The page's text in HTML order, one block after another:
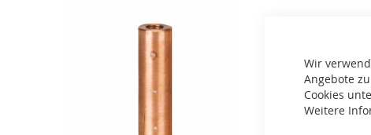
Wir
Angebote
Cookies
Weitere